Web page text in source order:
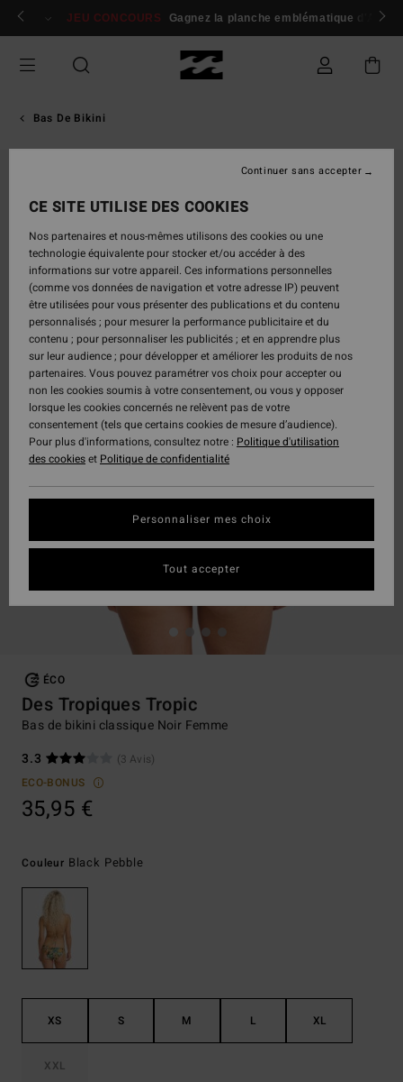
Passer
Se connecter / s'inscrire
JEU CONCOURS Gagnez la planche emblématique d'Andy
Bas De Bikini
ÉCO
Des Tropiques Tropic
Bas de bikini classique Noir Femme
3.3
(3 Avis)
ECO-BONUS
35,95 €
Couleur Black Pebble
XS S M L XL
XXL
CE SITE UTILISE DES COOKIES
Nos partenaires et nous-mêmes utilisons des cookies ou une
technologie équivalente pour stocker et/ou accéder à des
informations sur votre appareil. Ces informations personnelles
(comme vos données de navigation et votre adresse IP) peuvent
être utilisées pour vous présenter des publications et du contenu
personnalisés ; pour mesurer la performance publicitaire et du
contenu ; pour personnaliser les publicités ; et en apprendre plus
sur leur audience ; pour développer et améliorer les produits de nos
partenaires. Vous pouvez paramétrer vos choix pour accepter ou
non les cookies soumis à votre consentement, ou vous y opposer
lorsque les cookies concernés ne relèvent pas de votre
consentement (tels que certains cookies de mesure d’audience).
Pour plus d'informations, consultez notre : Politique d'utilisation
des cookieset Politique de confidentialité
Personnaliser mes choix
Continuer sans accepter
Tout accepter